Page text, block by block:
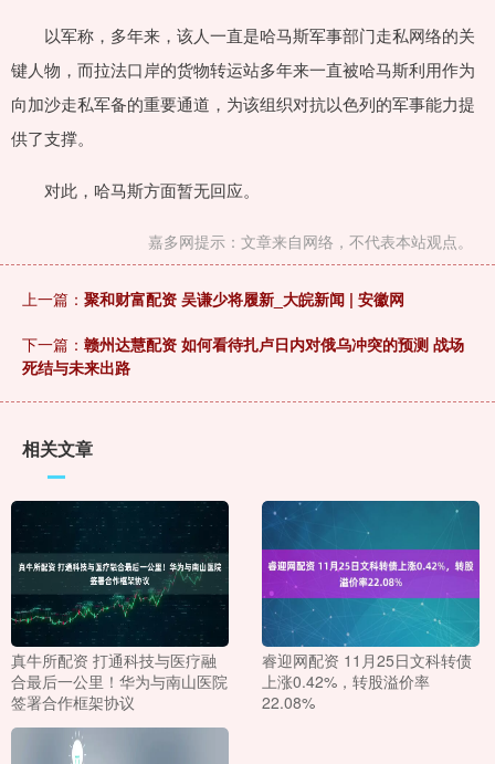
以军称，多年来，该人一直是哈马斯军事部门走私网络的关
键人物，而拉法口岸的货物转运站多年来一直被哈马斯利用作为
向加沙走私军备的重要通道，为该组织对抗以色列的军事能力提
供了支撑。
对此，哈马斯方面暂无回应。
嘉多网提示：文章来自网络，不代表本站观点。
上一篇： 聚和财富配资 吴谦少将履新_大皖新闻 | 安徽网
下一篇： 赣州达慧配资 如何看待扎卢日内对俄乌冲突的预测 战场
死结与未来出路
相关文章
真牛所配资 打通科技与医疗融
合最后一公里！华为与南山医院
签署合作框架协议
睿迎网配资 11月25日文科转债
上涨0.42%，转股溢价率
22.08%